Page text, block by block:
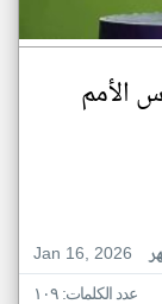
الأمم
Jan 16, 2026
عدد الكلمات: ١٠٩